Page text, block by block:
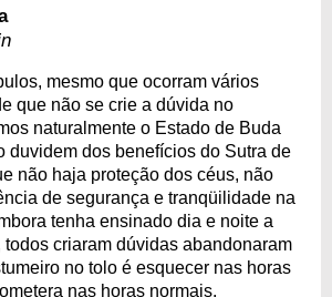
mesmo que ocorram vários
que não se crie a dúvida no
naturalmente o Estado de Buda
duvidem dos benefícios do Sutra de
não haja proteção dos céus, não
de segurança e tranqüilidade na
tenha ensinado dia e noite a
criaram dúvidas abandonaram
no tolo é esquecer nas horas
nas horas normais.